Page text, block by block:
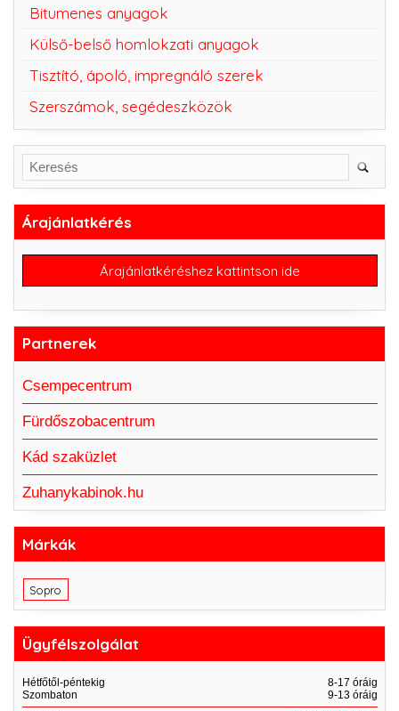
Bitumenes anyagok
Külső-belső homlokzati anyagok
Tisztító, ápoló, impregnáló szerek
Szerszámok, segédeszközök
Árajánlatkérés
Árajánlatkéréshez kattintson ide
Partnerek
Csempecentrum
Fürdőszobacentrum
Kád szaküzlet
Zuhanykabinok.hu
Márkák
Sopro
Ügyfélszolgálat
Hétfőtől-péntekig
8-17 óráig
Szombaton
9-13 óráig